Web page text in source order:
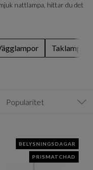
nattlampa, hittar du det
Taklampor
Popularitet
BELYSNINGSDAGAR
PRISMATCHAD